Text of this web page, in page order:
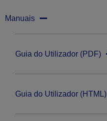
Manuais
Guia do Utilizador (PDF)
Guia do Utilizador (HTML)